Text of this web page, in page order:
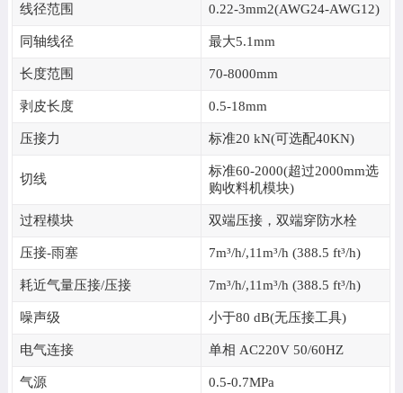
线径范围 0.22-3mm2(AWG24-AWG12)
同轴线径 最大5.1mm
长度范围 70-8000mm
剥皮长度 0.5-18mm
压接力 标准20 kN(可选配40KN)
切线
标准60-2000(超过2000mm选
购收料机模块)
过程模块 双端压接，双端穿防水栓
压接-雨塞 7m³/h/,11m³/h (388.5 ft³/h)
耗近气量压接/压接 7m³/h/,11m³/h (388.5 ft³/h)
噪声级 小于80 dB(无压接工具)
电气连接 单相 AC220V 50/60HZ
气源 0.5-0.7MPa